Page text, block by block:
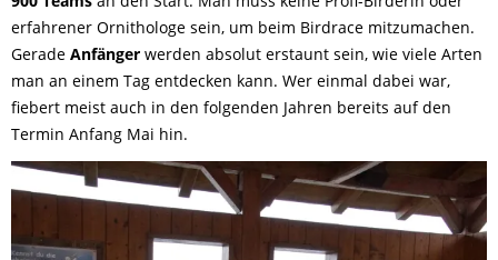
erfahrener Ornithologe sein, um beim Birdrace mitzumachen.
Gerade Anfänger werden absolut erstaunt sein, wie viele Arten
man an einem Tag entdecken kann. Wer einmal dabei war,
fiebert meist auch in den folgenden Jahren bereits auf den
Termin Anfang Mai hin.